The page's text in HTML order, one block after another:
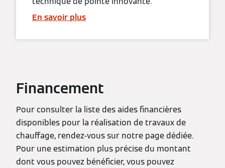
En savoir plus
Financement
Pour consulter la liste des aides financières
disponibles pour la réalisation de travaux de
chauffage, rendez-vous sur notre page dédiée.
Pour une estimation plus précise du montant
dont vous pouvez bénéficier, vous pouvez